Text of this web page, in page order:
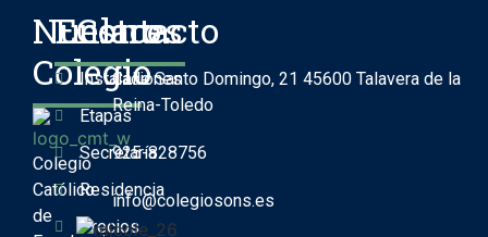
Nuestro
Colegio
Colegio
Católico
de
Enlaces
Instalaciones
Etapas
Secretaría
Residencia
Precios
Contacto
Calle Santo Domingo, 21 45600 Talavera de la
Reina-Toledo
925-828756
info@colegiosons.es